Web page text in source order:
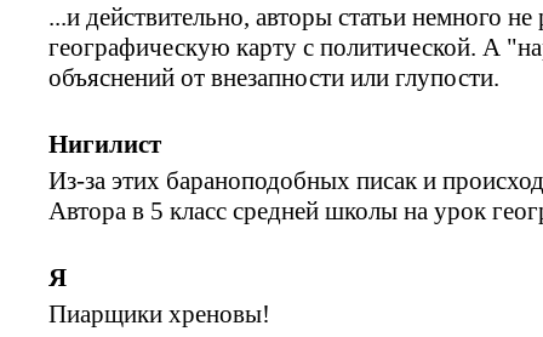
...и действительно, авторы статьи немного не
географическую карту с политической. А
объяснений от внезапности или глупости.
Нигилист
Из-за этих бараноподобных писак и
Автора в 5 класс средней школы на урок
Я
Пиарщики хреновы!